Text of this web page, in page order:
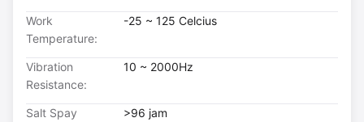
Work
Temperature:
-25 ~ 125 Celcius
Vibration
Resistance:
10 ~ 2000Hz
Salt Spay
>96 jam